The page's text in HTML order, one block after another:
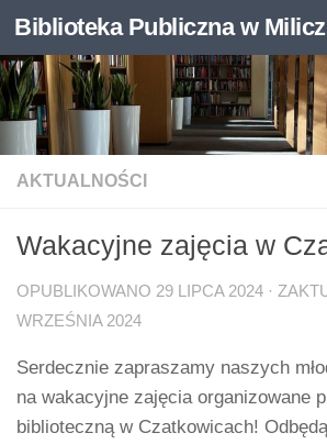
Otwórz pasek narzędzi
Skip to content
Biblioteka Publiczna w
AKTUALNOŚCI
Wakacyjne zajęcia w
OPUBLIKOWANO 29 LIPCA 2024 ·
WRZEŚNIA 2024
Serdecznie zapraszamy naszych
na wakacyjne zajęcia organizowane
biblioteczną w Czatkowicach!